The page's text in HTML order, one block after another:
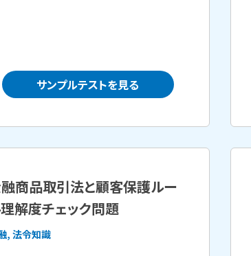
サンプルテストを見る
商品取引法と顧客保護ルー
解度チェック問題
, 法令知識